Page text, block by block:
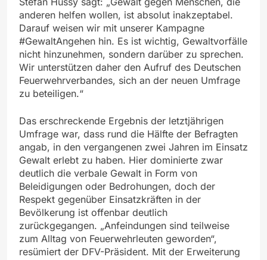
anderen helfen wollen, ist absolut inakzeptabel.
Darauf weisen wir mit unserer Kampagne
#GewaltAngehen hin. Es ist wichtig, Gewaltvorfälle
nicht hinzunehmen, sondern darüber zu sprechen.
Wir unterstützen daher den Aufruf des Deutschen
Feuerwehrverbandes, sich an der neuen Umfrage
zu beteiligen.“
Das erschreckende Ergebnis der letztjährigen
Umfrage war, dass rund die Hälfte der Befragten
angab, in den vergangenen zwei Jahren im Einsatz
Gewalt erlebt zu haben. Hier dominierte zwar
deutlich die verbale Gewalt in Form von
Beleidigungen oder Bedrohungen, doch der
Respekt gegenüber Einsatzkräften in der
Bevölkerung ist offenbar deutlich
zurückgegangen. „Anfeindungen sind teilweise
zum Alltag von Feuerwehrleuten geworden“,
resümiert der DFV-Präsident. Mit der Erweiterung